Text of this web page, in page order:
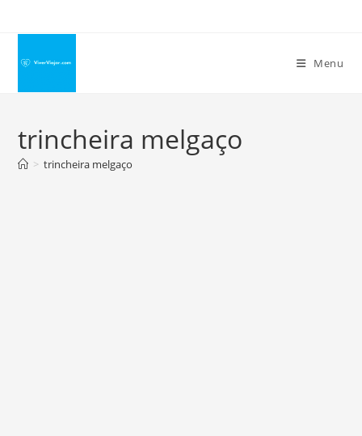
conteúdo
Menu
trincheira melgaço
> trincheira melgaço